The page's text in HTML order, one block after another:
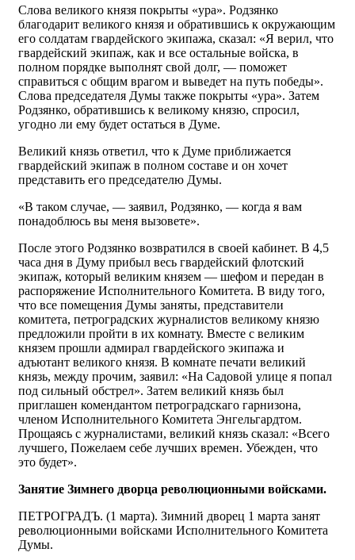
Слова великого князя покрыты «ура». Родзянко
благодарит великого князя и обратившись к окружающим
его солдатам гвардейского экипажа, сказал: «Я верил, что
гвардейский экипаж, как и все остальные войска, в
полном порядке выполнят свой долг, — поможет
справиться с общим врагом и выведет на путь победы».
Слова председателя Думы также покрыты «ура». Затем
Родзянко, обратившись к великому князю, спросил,
угодно ли ему будет остаться в Думе.
Великий князь ответил, что к Думе приближается
гвардейский экипаж в полном составе и он хочет
представить его председателю Думы.
«В таком случае, — заявил, Родзянко, — когда я вам
понадоблюсь вы меня вызовете».
После этого Родзянко возвратился в своей кабинет. В 4,5
часа дня в Думу прибыл весь гвардейский флотский
экипаж, который великим князем — шефом и передан в
распоряжение Исполнительного Комитета. В виду того,
что все помещения Думы заняты, представители
комитета, петроградских журналистов великому князю
предложили пройти в их комнату. Вместе с великим
князем прошли адмирал гвардейского экипажа и
адъютант великого князя. В комнате печати великий
князь, между прочим, заявил: «На Садовой улице я попал
под сильный обстрел». Затем великий князь был
приглашен комендантом петроградскаго гарнизона,
членом Исполнительного Комитета Энгельгардтом.
Прощаясь с журналистами, великий князь сказал: «Всего
лучшего, Пожелаем себе лучших времен. Убежден, что
это будет».
Занятие Зимнего дворца революционными войсками.
ПЕТРОГРАДЪ. (1 марта). Зимний дворец 1 марта занят
революционными войсками Исполнительного Комитета
Думы.